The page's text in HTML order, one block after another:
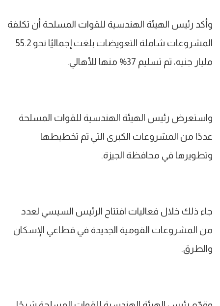
وأكد رئيس الهيئة الهندسية للقوات المسلحة أن تكلفة
المشروعات شاملة التعويضات بلغت إجماليًا نحو 55.2
مليار جنيه، تم تسليم 37% منها للأهالي.
واستعرض رئيس الهيئة الهندسية للقوات المسلحة
عددًا من المشروعات الكبرى التي تم تخطيطها
وتطويرها في محافظة الجيزة.
جاء ذلك خلال فعاليات افتتاح الرئيس السيسي لعدد
من المشروعات القومية الجديدة في قطاعي الإسكان
والطرق.